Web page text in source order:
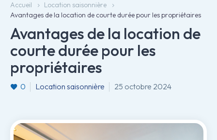
Accueil
Location saisonnière
Avantages de la location de courte durée pour les propriétaires
Avantages de la location de
courte durée pour les
propriétaires
0 Location saisonnière 25 octobre 2024